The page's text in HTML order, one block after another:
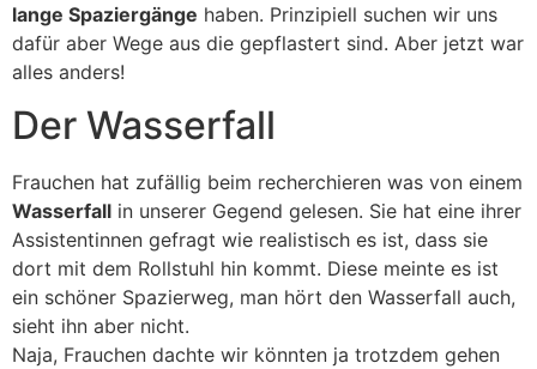
lange Spaziergänge haben. Prinzipiell suchen wir uns
dafür aber Wege aus die gepflastert sind. Aber jetzt war
alles anders!
Der Wasserfall
Frauchen hat zufällig beim recherchieren was von einem
Wasserfall in unserer Gegend gelesen. Sie hat eine ihrer
Assistentinnen gefragt wie realistisch es ist, dass sie
dort mit dem Rollstuhl hin kommt. Diese meinte es ist
ein schöner Spazierweg, man hört den Wasserfall auch,
sieht ihn aber nicht.
Naja, Frauchen dachte wir könnten ja trotzdem gehen